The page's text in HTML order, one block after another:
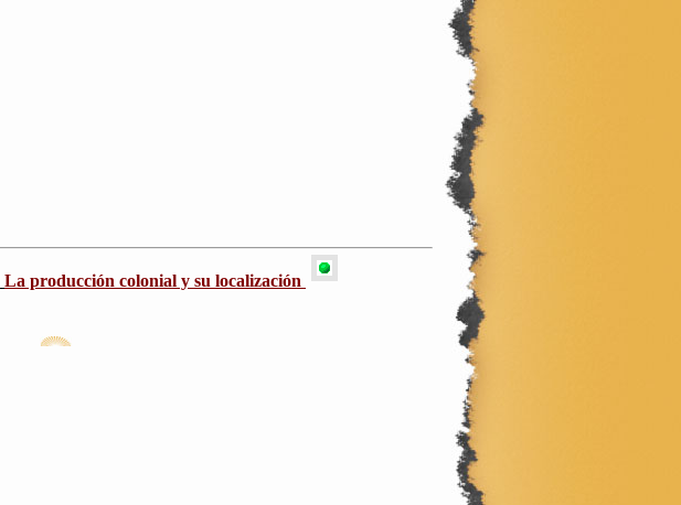
La producción colonial y su localización